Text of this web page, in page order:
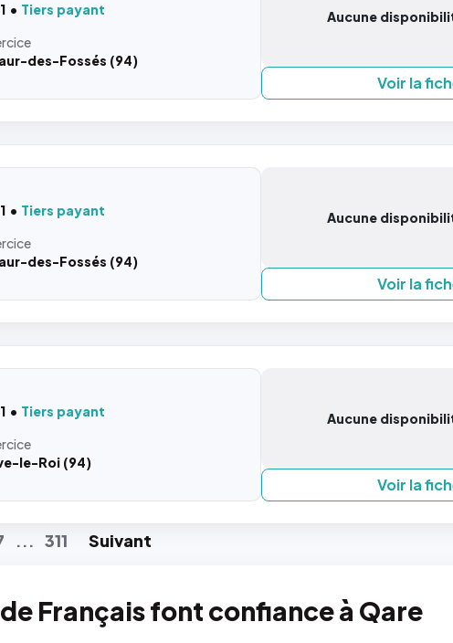
Tiers payant
des-Fossés (94)
Aucune
Voir la
Tiers payant
des-Fossés (94)
Aucune
Voir la
Tiers payant
le-Roi (94)
Aucune
Voir la
... 311 Suivant
Français font confiance à Qare